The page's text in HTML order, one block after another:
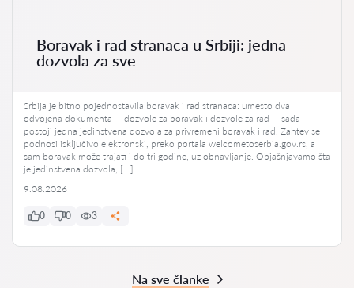
Boravak i rad stranaca u Srbiji: jedna
dozvola za sve
Srbija je bitno pojednostavila boravak i rad stranaca: umesto dva
odvojena dokumenta — dozvole za boravak i dozvole za rad — sada
postoji jedna jedinstvena dozvola za privremeni boravak i rad. Zahtev se
podnosi isključivo elektronski, preko portala welcometoserbia.gov.rs, a
sam boravak može trajati i do tri godine, uz obnavljanje. Objašnjavamo šta
je jedinstvena dozvola, […]
9.08.2026
0 0 3
Na sve članke